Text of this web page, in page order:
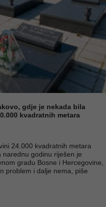
gdje je nekada bila
kvadratnih metara
24.000 kvadratnih metara
narednu godinu riješen je
gradu Bosne i Hercegovine,
problem i dalje nema, piše